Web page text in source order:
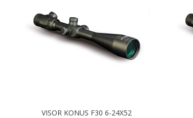
VISOR KONUS F30 6-24X52